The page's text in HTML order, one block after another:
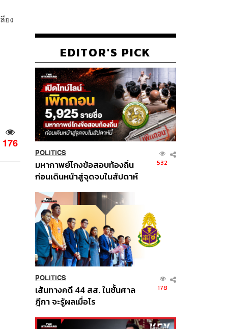
ยง
176
EDITOR'S PICK
POLITICS
มหากาพย์โกงข้อสอบท้องถิ่น
ก่อนเดินหน้าสู่จุดจบในสัปดาห์
532
POLITICS
เส้นทางคดี 44 สส. ในชั้นศาล
ฎีกา จะรู้ผลเมื่อไร
178